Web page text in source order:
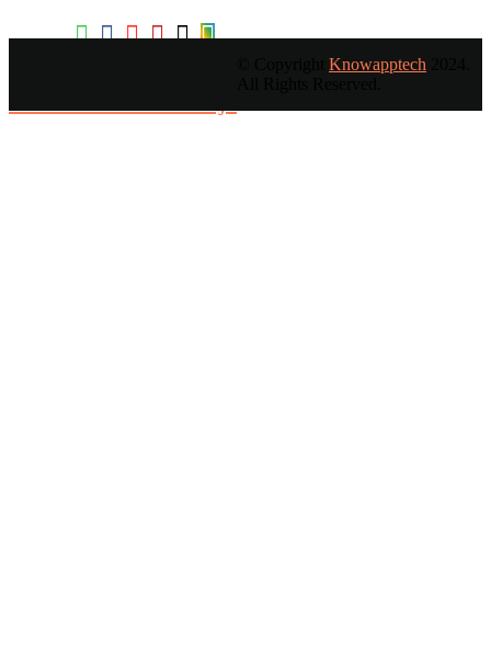
Knowapptech